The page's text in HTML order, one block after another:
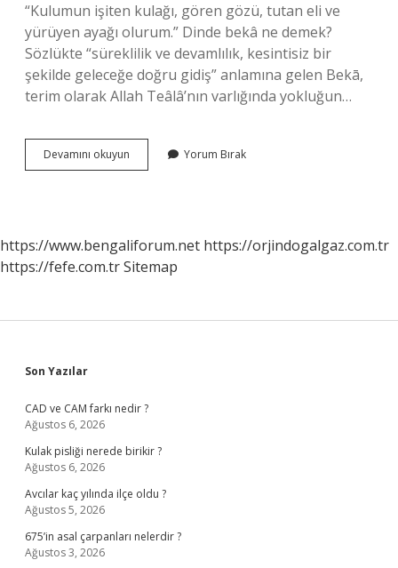
“Kulumun işiten kulağı, gören gözü, tutan eli ve
yürüyen ayağı olurum.” Dinde bekâ ne demek?
Sözlükte “süreklilik ve devamlılık, kesintisiz bir
şekilde geleceğe doğru gidiş” anlamına gelen Bekā,
terim olarak Allah Teâlâ’nın varlığında yokluğun…
Devamını okuyun Tasavvufta
Bekā
Yorum Bırak
https://www.bengaliforum.net https://orjindogalgaz.com.tr
https://fefe.com.trSitemap
Sidebar
Son Yazılar
CAD ve CAM farkı nedir ?
Ağustos 6, 2026
Kulak pisliği nerede birikir ?
Ağustos 6, 2026
Avcılar kaç yılında ilçe oldu ?
Ağustos 5, 2026
675’in asal çarpanları nelerdir ?
Ağustos 3, 2026